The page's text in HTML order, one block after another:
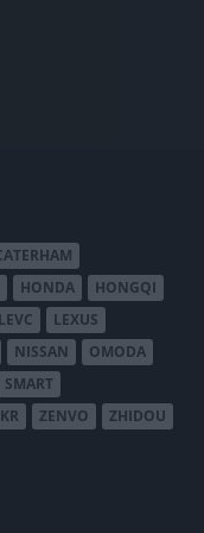
HONDA
HONGQI
LEVC
LEXUS
NISSAN
OMODA
SMART
ZENVO ZHIDOU